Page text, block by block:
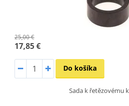
25,00 €
17,85 €
Do košíka
Sada k řetězovému